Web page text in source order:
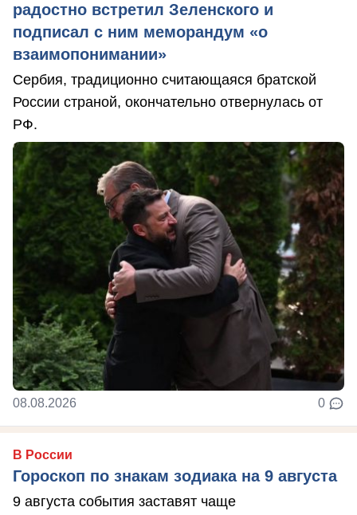
радостно встретил Зеленского и
подписал с ним меморандум «о
взаимопонимании»
Сербия, традиционно считающаяся братской
России страной, окончательно отвернулась от
РФ.
08.08.2026 0
В России
Гороскоп по знакам зодиака на 9 августа
9 августа события заставят чаще